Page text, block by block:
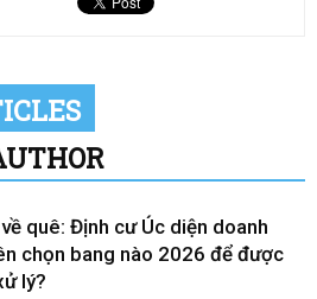
quê: Định cư Úc diện doanh
chọn bang nào 2026 để được
lý?